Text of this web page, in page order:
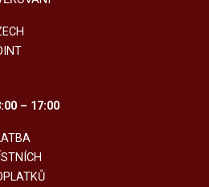
– 17:00